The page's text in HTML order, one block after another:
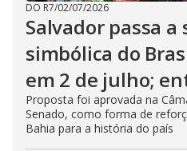
DO R7/02/07/2026
Salvador passa a
simbólica do
em 2 de julho;
Proposta foi aprovada na
Senado, como forma de
Bahia para a história do país